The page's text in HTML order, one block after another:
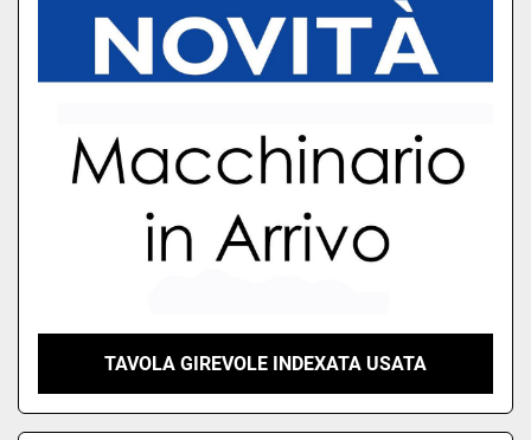
TAVOLA GIREVOLE INDEXATA USATA